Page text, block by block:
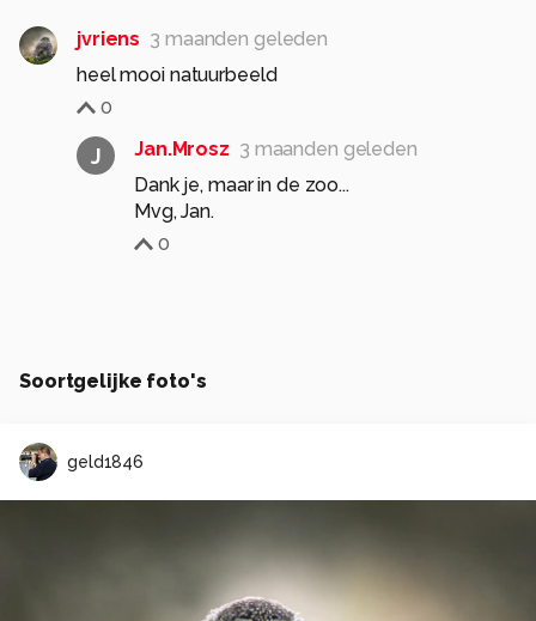
jvriens 3 maanden geleden
heel mooi natuurbeeld
0
J Jan.Mrosz 3 maanden geleden
Dank je, maar in de zoo...
Mvg, Jan.
0
Soortgelijke foto's
geld1846